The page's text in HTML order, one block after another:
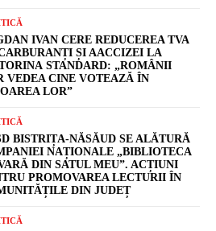
IVAN CERE REDUCEREA TVA
ȘI AACCIZEI LA
STANDARD: „ROMÂNII
VEDEA CINE VOTEAZĂ ÎN
LOR”
BISTRIȚA-NĂSĂUD SE ALĂTURĂ
NAȚIONALE „BIBLIOTECA
DIN SATUL MEU”. ACȚIUNI
PROMOVAREA LECTURII ÎN
DIN JUDEȚ